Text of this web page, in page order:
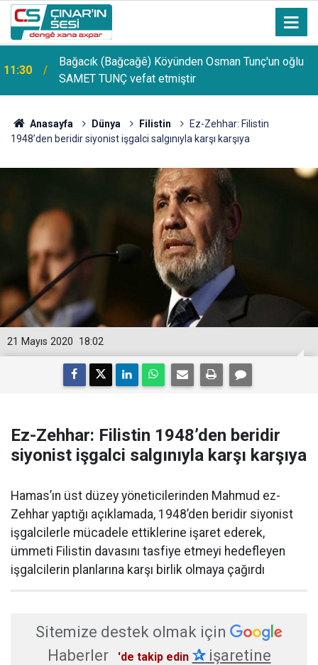
11:30
Bağacık (Bağcağê) Köyünden Osman Tunç'un oğlu
SAMET TUNÇ vefat etmiştir
Anasayfa Dünya Filistin
Ez-Zehhar: Filistin
1948’den beridir siyonist işgalci salgınıyla karşı karşıya
18:02
21 Mayıs 2020
Ez-Zehhar: Filistin 1948’den beridir
siyonist işgalci salgınıyla karşı karşıya
Hamas’ın üst düzey yöneticilerinden Mahmud ez-
Zehhar yaptığı açıklamada, 1948’den beridir siyonist
işgalcilerle mücadele ettiklerine işaret ederek,
ümmeti Filistin davasını tasfiye etmeyi hedefleyen
işgalcilerin planlarına karşı birlik olmaya çağırdı
Sitemize destek olmak için
Haberler
'de takip edin ✰işaretine